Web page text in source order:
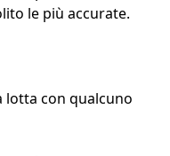
le più accurate.
lotta con qualcuno